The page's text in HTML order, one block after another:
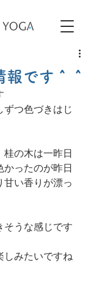
です＾＾
ずつ色づきはじ
の木は一昨日
ったのが昨日
甘い香りが漂っ
そうな感じです
しみたいですね